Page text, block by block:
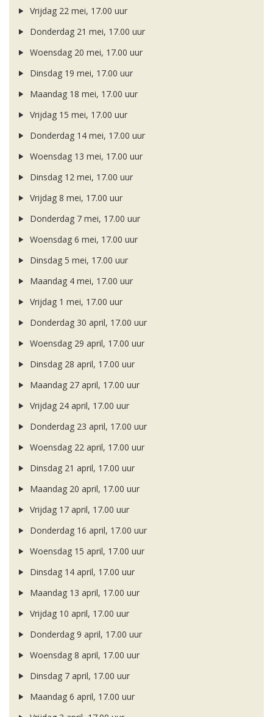
Vrijdag 22 mei, 17.00 uur
Donderdag 21 mei, 17.00 uur
Woensdag 20 mei, 17.00 uur
Dinsdag 19 mei, 17.00 uur
Maandag 18 mei, 17.00 uur
Vrijdag 15 mei, 17.00 uur
Donderdag 14 mei, 17.00 uur
Woensdag 13 mei, 17.00 uur
Dinsdag 12 mei, 17.00 uur
Vrijdag 8 mei, 17.00 uur
Donderdag 7 mei, 17.00 uur
Woensdag 6 mei, 17.00 uur
Dinsdag 5 mei, 17.00 uur
Maandag 4 mei, 17.00 uur
Vrijdag 1 mei, 17.00 uur
Donderdag 30 april, 17.00 uur
Woensdag 29 april, 17.00 uur
Dinsdag 28 april, 17.00 uur
Maandag 27 april, 17.00 uur
Vrijdag 24 april, 17.00 uur
Donderdag 23 april, 17.00 uur
Woensdag 22 april, 17.00 uur
Dinsdag 21 april, 17.00 uur
Maandag 20 april, 17.00 uur
Vrijdag 17 april, 17.00 uur
Donderdag 16 april, 17.00 uur
Woensdag 15 april, 17.00 uur
Dinsdag 14 april, 17.00 uur
Maandag 13 april, 17.00 uur
Vrijdag 10 april, 17.00 uur
Donderdag 9 april, 17.00 uur
Woensdag 8 april, 17.00 uur
Dinsdag 7 april, 17.00 uur
Maandag 6 april, 17.00 uur